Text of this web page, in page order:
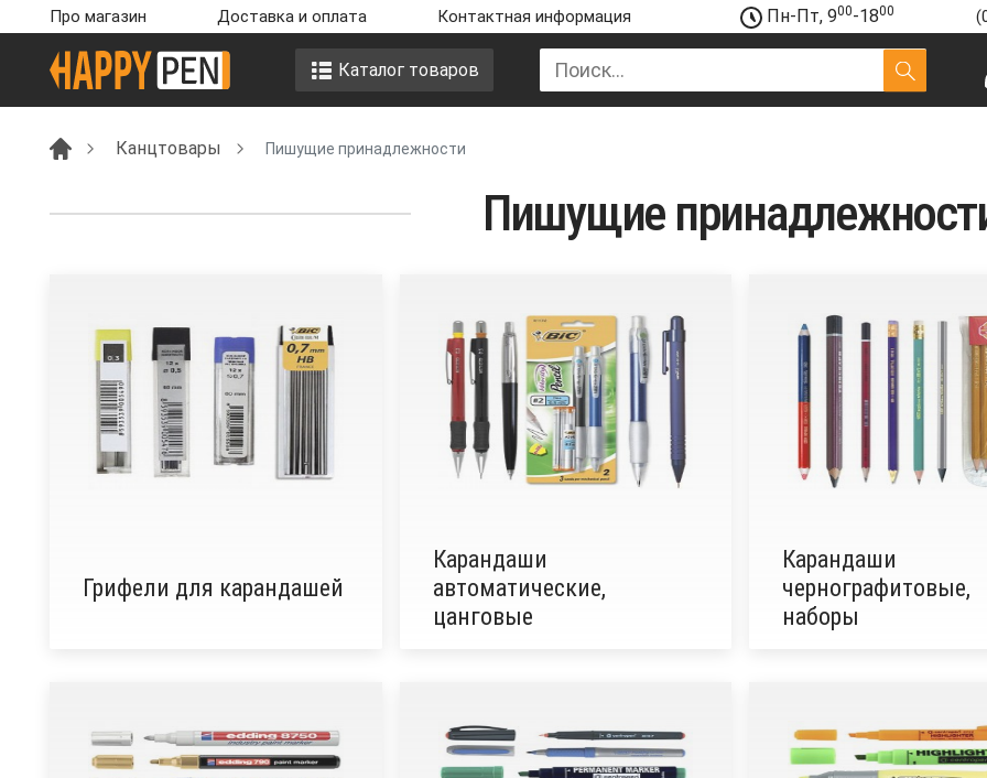
Про магазин Доставка и оплата Контактная информация Пн-Пт, 900-1800
Каталог товаров
Канцтовары Пишущие принадлежности
Пишущие
Грифели для карандашей
Карандаши
автоматические,
цанговые
Карандаши
чернографитовые,
наборы